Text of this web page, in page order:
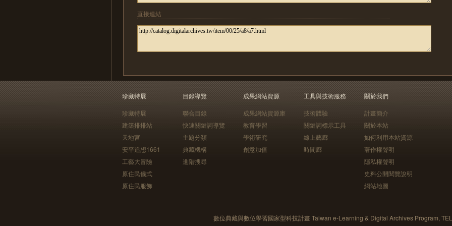
直接連結
珍藏特展
珍藏特展
建築排排站
天地宮
安平追想1661
工藝大冒險
原住民儀式
原住民服飾
目錄導覽
聯合目錄
快速關鍵詞導覽
主題分類
典藏機構
進階搜尋
成果網站資源
成果網站資源庫
教育學習
學術研究
創意加值
工具與技術服務
技術體驗
關鍵詞標示工具
線上藝廊
時間廊
關於我們
計畫簡介
關於本站
如何利用本站資源
著作權聲明
隱私權聲明
史料公開閱覽說明
網站地圖
數位典藏與數位學習國家型科技計畫 Taiwan e-Learning & Digital Archives Program,